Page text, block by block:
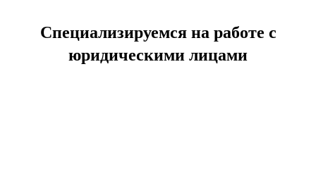
Специализируемся на работе с
юридическими лицами